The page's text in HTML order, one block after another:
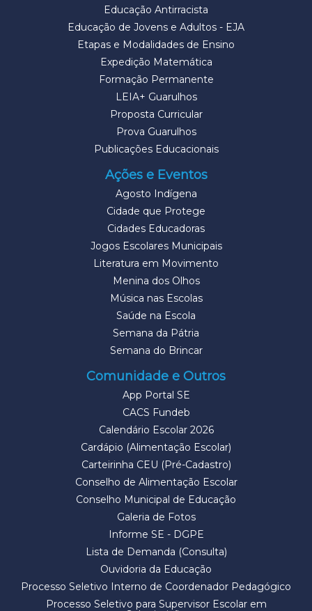
Educação Antirracista
Educação de Jovens e Adultos - EJA
Etapas e Modalidades de Ensino
Expedição Matemática
Formação Permanente
LEIA+ Guarulhos
Proposta Curricular
Prova Guarulhos
Publicações Educacionais
Ações e Eventos
Agosto Indígena
Cidade que Protege
Cidades Educadoras
Jogos Escolares Municipais
Literatura em Movimento
Menina dos Olhos
Música nas Escolas
Saúde na Escola
Semana da Pátria
Semana do Brincar
Comunidade e Outros
App Portal SE
CACS Fundeb
Calendário Escolar 2026
Cardápio (Alimentação Escolar)
Carteirinha CEU (Pré-Cadastro)
Conselho de Alimentação Escolar
Conselho Municipal de Educação
Galeria de Fotos
Informe SE - DGPE
Lista de Demanda (Consulta)
Ouvidoria da Educação
Processo Seletivo Interno de Coordenador Pedagógico
Processo Seletivo para Supervisor Escolar em